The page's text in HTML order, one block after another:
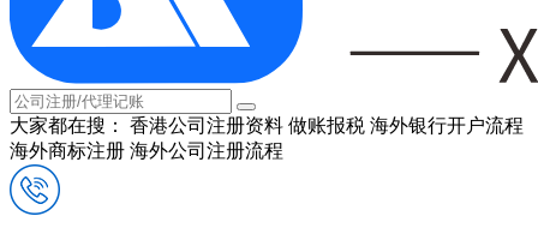
大家都在搜： 香港公司注册资料 做账报税 海外银行开户流程
海外商标注册 海外公司注册流程